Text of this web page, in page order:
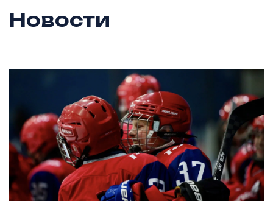
Новости